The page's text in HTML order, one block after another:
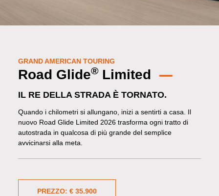
GRAND AMERICAN TOURING
Road Glide® Limited
IL RE DELLA STRADA È TORNATO.
Quando i chilometri si allungano, inizi a sentirti a casa. Il
nuovo Road Glide Limited 2026 trasforma ogni tratto di
autostrada in qualcosa di più grande del semplice
avvicinarsi alla meta.
PREZZO: € 35.900